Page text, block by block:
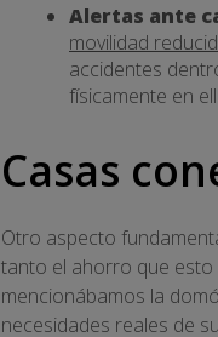
Alertas ante
movilidad
accidentes
físicamente en
Casas
Otro aspecto
tanto el ahorro que esto
mencionábamos la
necesidades reales de